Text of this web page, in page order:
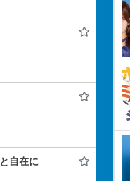
自在に